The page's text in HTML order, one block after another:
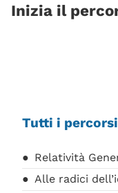
Inizia il
Tutti i
Relatività
Alle radici